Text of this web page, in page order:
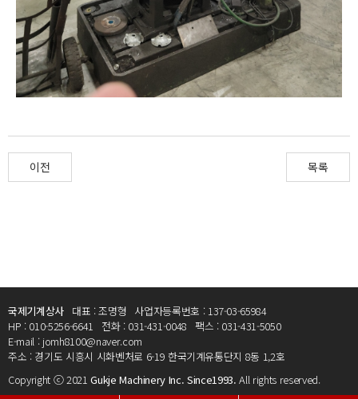
이전 목록
국제기계상사 대표 : 조명형 사업자등록번호 : 137-03-65984
HP : 010-5256-6641
전화 : 031-431-0048 팩스 : 031-431-5050
E-mail : jomh8100@naver.com
주소 : 경기도 시흥시 시화벤처로 6-19 한국기계유통단지 8동 1,2호
Copyright ⓒ 2021Gukje Machinery Inc. Since1993. All rights reserved.